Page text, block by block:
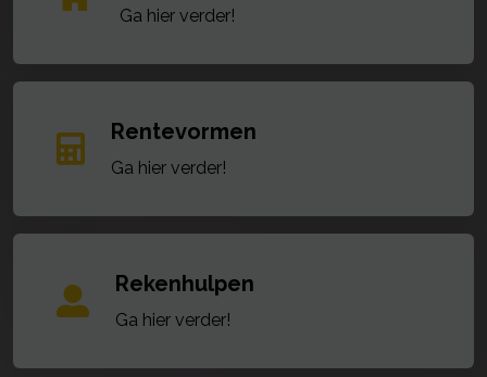
Ga hier verder!
Rentevormen
Ga hier verder!
Rekenhulpen
Ga hier verder!